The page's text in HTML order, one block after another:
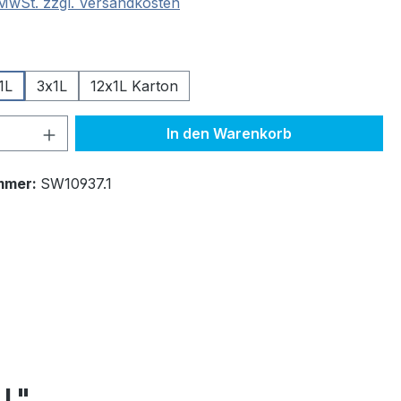
3x1L 12x1L Karton
Anzahl: Gib den gewünschten Wert
In den Warenkorb
SW10937.1